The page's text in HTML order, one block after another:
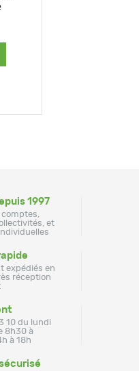
1997
comptes,
et
expédiés en
réception
10 du lundi
8h30 à
à 18h